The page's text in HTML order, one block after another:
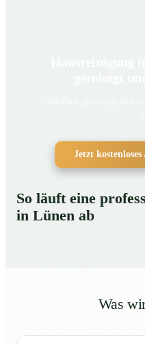
Jetzt
So läuft eine
in Lünen ab
Was